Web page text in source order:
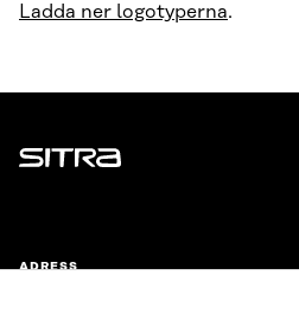
Ladda ner logotyperna.
Sitra
ADRESS